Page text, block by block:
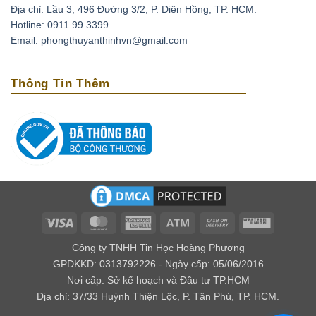
Thạch anh tím có thể xoa dịu những cơn đau đầu do
căng thẳng, stress bằng cách đặt chúng lên trán. Ngoài
ra loại đá này còn có tác dụng phục hồi tuần hoàn máu,
mạch máu não.
từ tiếng Hy lạp là amethytos, nó có nghĩa là không say.
Vì vậy người xưa thường dùng loại đá quý này để giải
độc rượu và các loại chất độc khác. Nếu bạn bỏ viên đá
này trong nguồn nước uống, điều kỳ diệu sẽ xảy ra đó
là chúng mang lại năng lượng tốt cho nguồn nước.
Về mặt tâm linh
Theo kinh Vê Đa của Ấn Độ, người ta cho rằng thạch
anh tím có khả năng giúp kiểm soát được cảm xúc, xoa
dịu âu lo, làm cho con người có ý nghĩa tốt lành.
Đối với các nhà trường sinh học thì lại cho rằng đây là
Địa chỉ: Lầu 3, 496 Đường 3/2, P. Diên Hồng, TP. HCM.
Hotline: 0911.99.3399
Email: phongthuyanthinhvn@gmail.com
Thông Tin Thêm
Visa MasterCardAmerican
Atm
Cash
Delivery
Western
Công ty TNHH Tin Học Hoàng Phương
GPDKKD: 0313792226 - Ngày cấp: 05/06/2016
Nơi cấp: Sở kế hoạch và Đầu tư TP.HCM
Địa chỉ: 37/33 Huỳnh Thiện Lộc, P. Tân Phú, TP. HCM.